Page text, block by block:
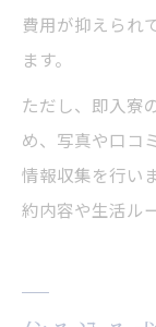
費用が抑えられ
ます。
ただし、即入寮
め、写真や口コ
情報収集を行い
約内容や生活ル